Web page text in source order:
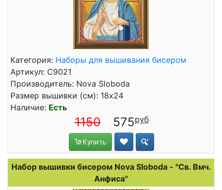
Категория: Наборы для вышивания бисером
Артикул: C9021
Производитель: Nova Sloboda
Размер вышивки (см): 18x24
Наличие: Есть
1150 575
Купить
Набор вышивки бисером Nova Sloboda - "Св. Вмч.
Анфиса"